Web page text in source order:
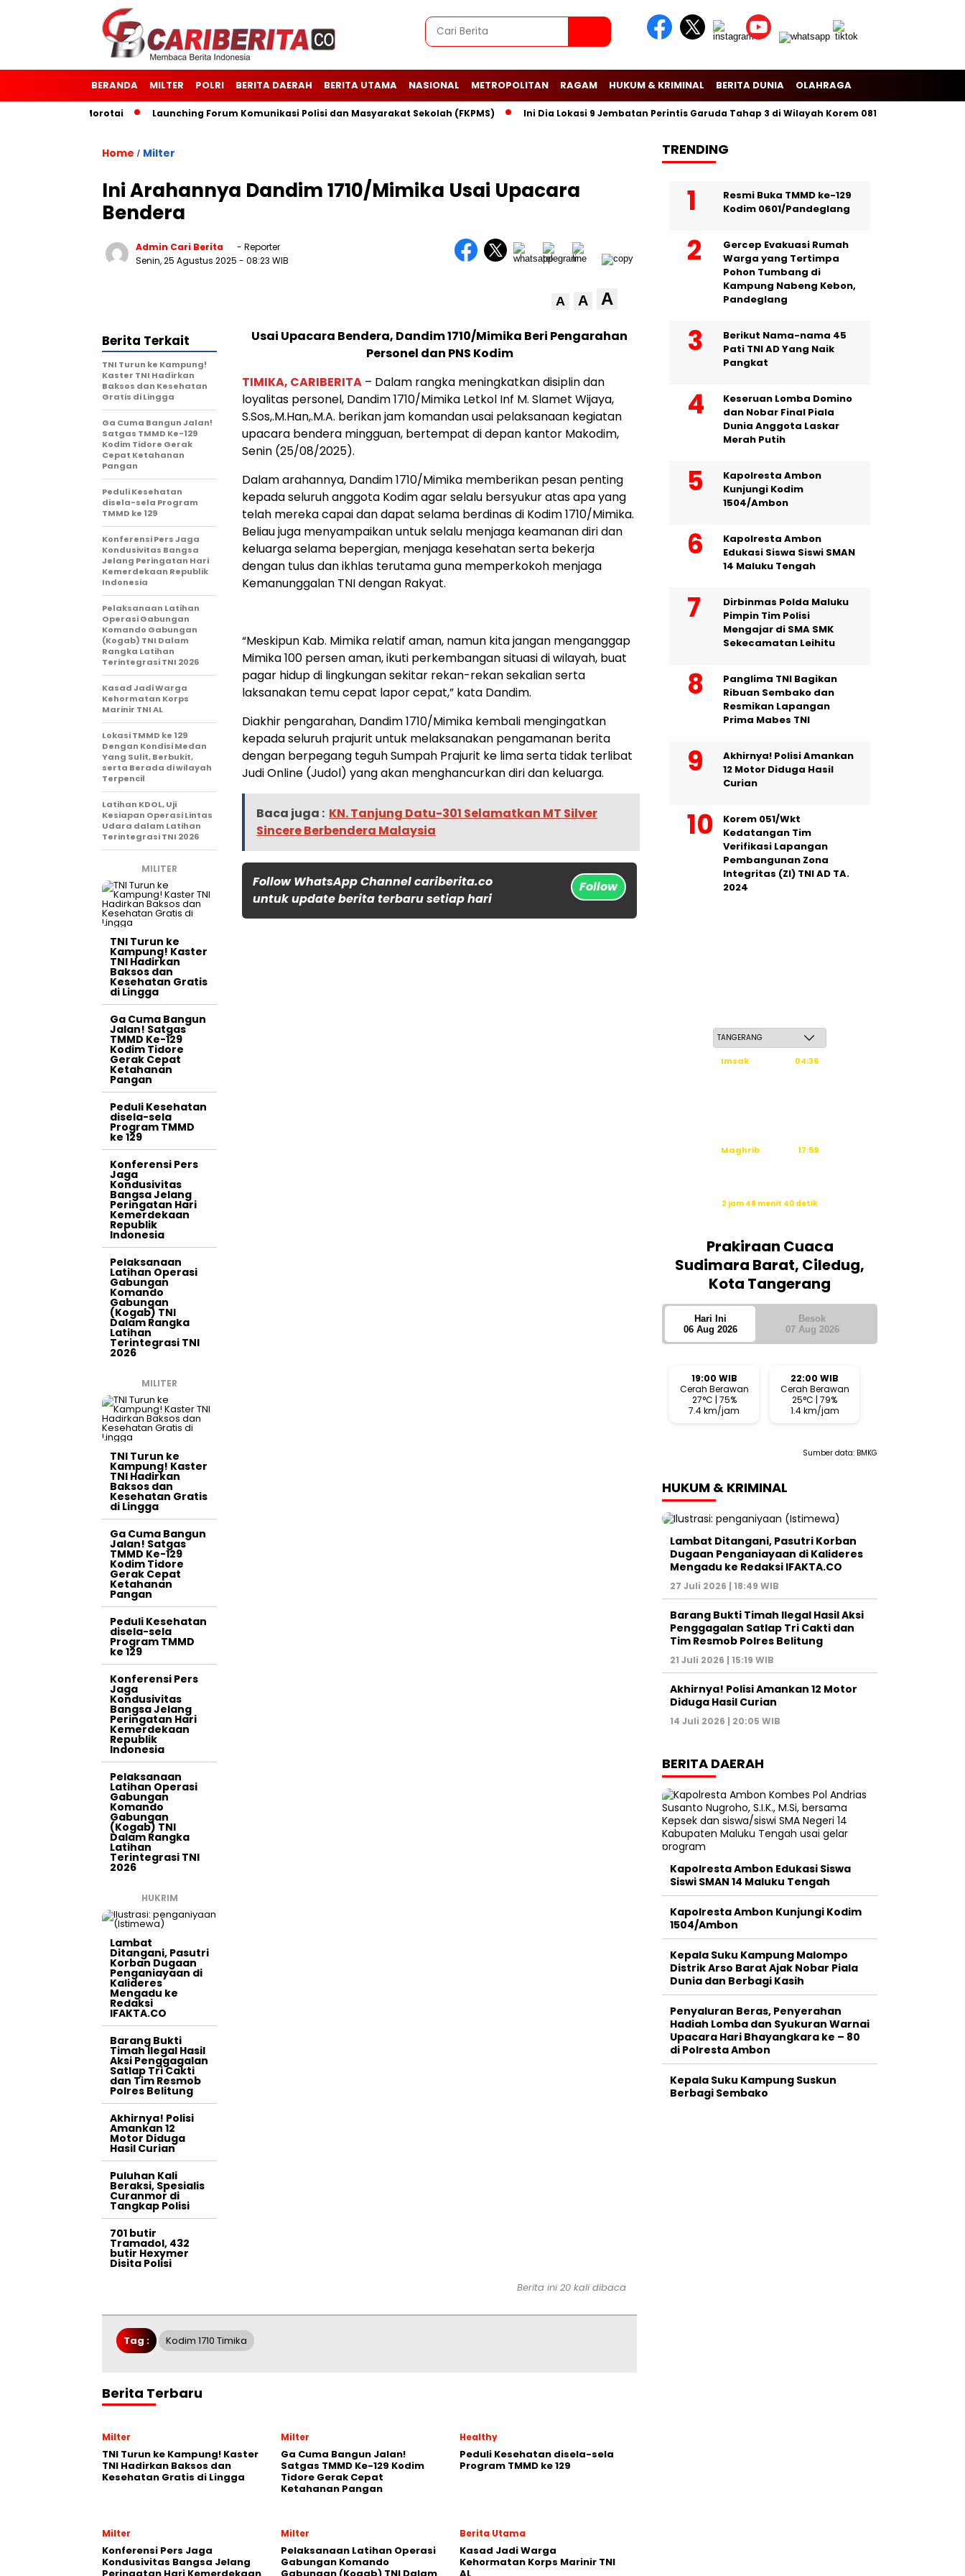
BERANDA MILTER POLRI BERITA DAERAH BERITA UTAMA NASIONAL METROPOLITAN RAGAM HUKUM & KRIMINAL BERITA DUNIA OLAHRAGA
1514/Morotai Launching Forum Komunikasi Polisi dan Masyarakat Sekolah (FKPMS) Ini Dia Lokasi 9 Jembatan Perintis Garuda Tahap 3 di Wilayah Korem 081/Dsj
Home / Milter
Ini Arahannya Dandim 1710/Mimika Usai Upacara
Bendera
Admin Cari Berita
- Reporter
Senin, 25 Agustus 2025 - 08:23 WIB
A A A
Usai Upacara Bendera, Dandim 1710/Mimika Beri Pengarahan
Personel dan PNS Kodim
TIMIKA, CARIBERITA – Dalam rangka meningkatkan disiplin dan
loyalitas personel, Dandim 1710/Mimika Letkol Inf M. Slamet Wijaya,
S.Sos,.M.Han,.M.A. berikan jam komandan usai pelaksanaan kegiatan
upacara bendera mingguan, bertempat di depan kantor Makodim,
Senin (25/08/2025).
Dalam arahannya, Dandim 1710/Mimika memberikan pesan penting
kepada seluruh anggota Kodim agar selalu bersyukur atas apa yang
telah mereka capai dan dapat selama berdinas di Kodim 1710/Mimika.
Beliau juga menyampaikan untuk selalu menjaga keamanan diri dan
keluarga selama bepergian, menjaga kesehatan serta bekerja
dengan tulus dan ikhlas terutama guna memperkokoh menjaga
Kemanunggalan TNI dengan Rakyat.
“Meskipun Kab. Mimika relatif aman, namun kita jangan menganggap
Mimika 100 persen aman, ikuti perkembangan situasi di wilayah, buat
pagar hidup di lingkungan sekitar rekan-rekan sekalian serta
laksanakan temu cepat lapor cepat,” kata Dandim.
Diakhir pengarahan, Dandim 1710/Mimika kembali mengingatkan
kepada seluruh prajurit untuk melaksanakan pengamanan berita
dengan berpegang teguh Sumpah Prajurit ke lima serta tidak terlibat
Judi Online (Judol) yang akan menghancurkan diri dan keluarga.
Baca juga : KN. Tanjung Datu-301 Selamatkan MT Silver
Sincere Berbendera Malaysia
Follow WhatsApp Channel cariberita.co
untuk update berita terbaru setiap hari
Follow
Berita Terkait
TNI Turun ke Kampung!
Kaster TNI Hadirkan
Baksos dan Kesehatan
Gratis di Lingga
Ga Cuma Bangun Jalan!
Satgas TMMD Ke-129
Kodim Tidore Gerak
Cepat Ketahanan
Pangan
Peduli Kesehatan
disela-sela Program
TMMD ke 129
Konferensi Pers Jaga
Kondusivitas Bangsa
Jelang Peringatan Hari
Kemerdekaan Republik
Indonesia
Pelaksanaan Latihan
Operasi Gabungan
Komando Gabungan
(Kogab) TNI Dalam
Rangka Latihan
Terintegrasi TNI 2026
Kasad Jadi Warga
Kehormatan Korps
Marinir TNI AL
Lokasi TMMD ke 129
Dengan Kondisi Medan
Yang Sulit, Berbukit,
serta Berada di wilayah
Terpencil
Latihan KDOL, Uji
Kesiapan Operasi Lintas
Udara dalam Latihan
Terintegrasi TNI 2026
MILITER
TNI Turun ke
Kampung! Kaster
TNI Hadirkan
Baksos dan
Kesehatan Gratis
di Lingga
Ga Cuma Bangun
Jalan! Satgas
TMMD Ke-129
Kodim Tidore
Gerak Cepat
Ketahanan
Pangan
Peduli Kesehatan
disela-sela
Program TMMD
ke 129
Konferensi Pers
Jaga
Kondusivitas
Bangsa Jelang
Peringatan Hari
Kemerdekaan
Republik
Indonesia
Pelaksanaan
Latihan Operasi
Gabungan
Komando
Gabungan
(Kogab) TNI
Dalam Rangka
Latihan
Terintegrasi TNI
2026
MILITER
TNI Turun ke
Kampung! Kaster
TNI Hadirkan
Baksos dan
Kesehatan Gratis
di Lingga
Ga Cuma Bangun
Jalan! Satgas
TMMD Ke-129
Kodim Tidore
Gerak Cepat
Ketahanan
Pangan
Peduli Kesehatan
disela-sela
Program TMMD
ke 129
Konferensi Pers
Jaga
Kondusivitas
Bangsa Jelang
Peringatan Hari
Kemerdekaan
Republik
Indonesia
Pelaksanaan
Latihan Operasi
Gabungan
Komando
Gabungan
(Kogab) TNI
Dalam Rangka
Latihan
Terintegrasi TNI
2026
HUKRIM
Lambat
Ditangani, Pasutri
Korban Dugaan
Penganiayaan di
Kalideres
Mengadu ke
Redaksi
IFAKTA.CO
Barang Bukti
Timah Ilegal Hasil
Aksi Penggagalan
Satlap Tri Cakti
dan Tim Resmob
Polres Belitung
Akhirnya! Polisi
Amankan 12
Motor Diduga
Hasil Curian
Puluhan Kali
Beraksi, Spesialis
Curanmor di
Tangkap Polisi
701 butir
Tramadol, 432
butir Hexymer
Disita Polisi
Berita ini 20 kali dibaca
Tag : Kodim 1710 Timika
Berita Terbaru
Milter
TNI Turun ke Kampung! Kaster
TNI Hadirkan Baksos dan
Kesehatan Gratis di Lingga
Milter
Ga Cuma Bangun Jalan!
Satgas TMMD Ke-129 Kodim
Tidore Gerak Cepat
Ketahanan Pangan
Healthy
Peduli Kesehatan disela-sela
Program TMMD ke 129
Milter
Konferensi Pers Jaga
Kondusivitas Bangsa Jelang
Milter
Pelaksanaan Latihan Operasi
Gabungan Komando
Berita Utama
Kasad Jadi Warga
Kehormatan Korps Marinir TNI
TRENDING
Resmi Buka TMMD ke-129
Kodim 0601/Pandeglang
Gercep Evakuasi Rumah
Warga yang Tertimpa
Pohon Tumbang di
Kampung Nabeng Kebon,
Pandeglang
Berikut Nama-nama 45
Pati TNI AD Yang Naik
Pangkat
Keseruan Lomba Domino
dan Nobar Final Piala
Dunia Anggota Laskar
Merah Putih
Kapolresta Ambon
Kunjungi Kodim
1504/Ambon
Kapolresta Ambon
Edukasi Siswa Siswi SMAN
14 Maluku Tengah
Dirbinmas Polda Maluku
Pimpin Tim Polisi
Mengajar di SMA SMK
Sekecamatan Leihitu
Panglima TNI Bagikan
Ribuan Sembako dan
Resmikan Lapangan
Prima Mabes TNI
Akhirnya! Polisi Amankan
12 Motor Diduga Hasil
Curian
Korem 051/Wkt
Kedatangan Tim
Verifikasi Lapangan
Pembangunan Zona
Integritas (ZI) TNI AD TA.
2024
Imsak
04:36
Maghrib
17:59
2 jam 48 menit 40 detik
Prakiraan Cuaca
Sudimara Barat, Ciledug,
Kota Tangerang
Hari Ini
06 Aug 2026
Besok
07 Aug 2026
19:00 WIB
Cerah Berawan
27°C | 75%
7.4 km/jam
22:00 WIB
Cerah Berawan
25°C | 79%
1.4 km/jam
Sumber data: BMKG
HUKUM & KRIMINAL
Lambat Ditangani, Pasutri Korban
Dugaan Penganiayaan di Kalideres
Mengadu ke Redaksi IFAKTA.CO
27 Juli 2026 | 18:49 WIB
Barang Bukti Timah Ilegal Hasil Aksi
Penggagalan Satlap Tri Cakti dan
Tim Resmob Polres Belitung
21 Juli 2026 | 15:19 WIB
Akhirnya! Polisi Amankan 12 Motor
Diduga Hasil Curian
14 Juli 2026 | 20:05 WIB
BERITA DAERAH
Kapolresta Ambon Edukasi Siswa
Siswi SMAN 14 Maluku Tengah
Kapolresta Ambon Kunjungi Kodim
1504/Ambon
Kepala Suku Kampung Malompo
Distrik Arso Barat Ajak Nobar Piala
Dunia dan Berbagi Kasih
Penyaluran Beras, Penyerahan
Hadiah Lomba dan Syukuran Warnai
Upacara Hari Bhayangkara ke – 80
di Polresta Ambon
Kepala Suku Kampung Suskun
Berbagi Sembako